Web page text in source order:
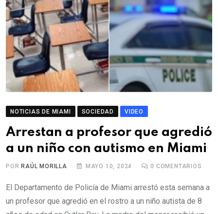
NOTICIAS DE MIAMI SOCIEDAD VIDEO
Arrestan a profesor que agredió
a un niño con autismo en Miami
PORRAÚL MORILLA MAYO 10, 2024 0 COMENTARIOS
El Departamento de Policía de Miami arrestó esta semana a
un profesor que agredió en el rostro a un niño autista de 8